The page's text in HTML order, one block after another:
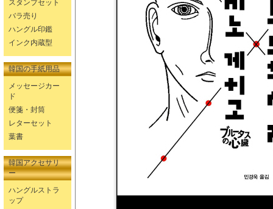
スタンプセット
バラ売り
ハングル印鑑
インク内蔵型
韓国の手紙用品
メッセージカー
ド
便箋・封筒
レターセット
葉書
韓国アクセサリ
ー
ハングルストラ
ップ